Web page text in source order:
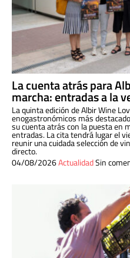
La cuenta atrás para
marcha: entradas a la
La quinta edición de Albir Wine
enogastronómicos más
su cuenta atrás con la puesta en
entradas. La cita tendrá lugar el
reunir una cuidada selección de
directo.
04/08/2026ActualidadSin